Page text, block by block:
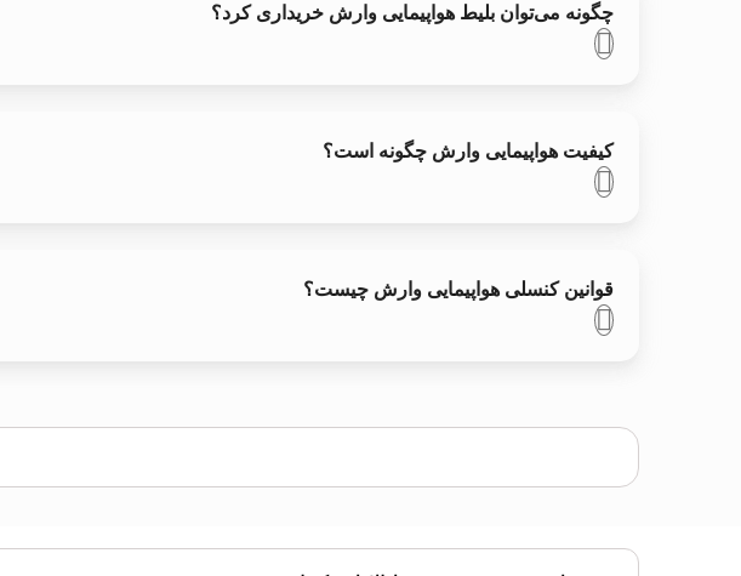
چگونه می‌توان بلیط هواپیمایی وارش خریداری کرد؟
کیفیت هواپیمایی وارش چگونه است؟
قوانین کنسلی هواپیمایی وارش چیست؟